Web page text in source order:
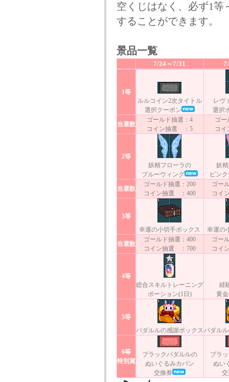
空くじはなく、必ず1等
することができます。
景品一覧
7/24～7/31
1等
ルルコイン2次タイトル
選択クーポン
レヴ
選択
当選数
ゴールド抽選：4
コイン抽選 ：5
ゴー
コ
2等
妖精フローラの
ブルーウィング
妖
ピン
当選数
ゴールド抽選：200
コイン抽選 ：400
ゴー
コイ
3等
幸運の小切手ボックス
幸運の
当選数
ゴールド抽選：400
コイン抽選 ：700
ゴー
コイ
4等
総合スキルトレーニング
ポーション(1日)
経
黄
5等
パダルルの感謝ボックス パダル
6等
特別賞
ブラックパダルルの
ぬいぐるみカバン
交換券
ブラ
ぬい
交